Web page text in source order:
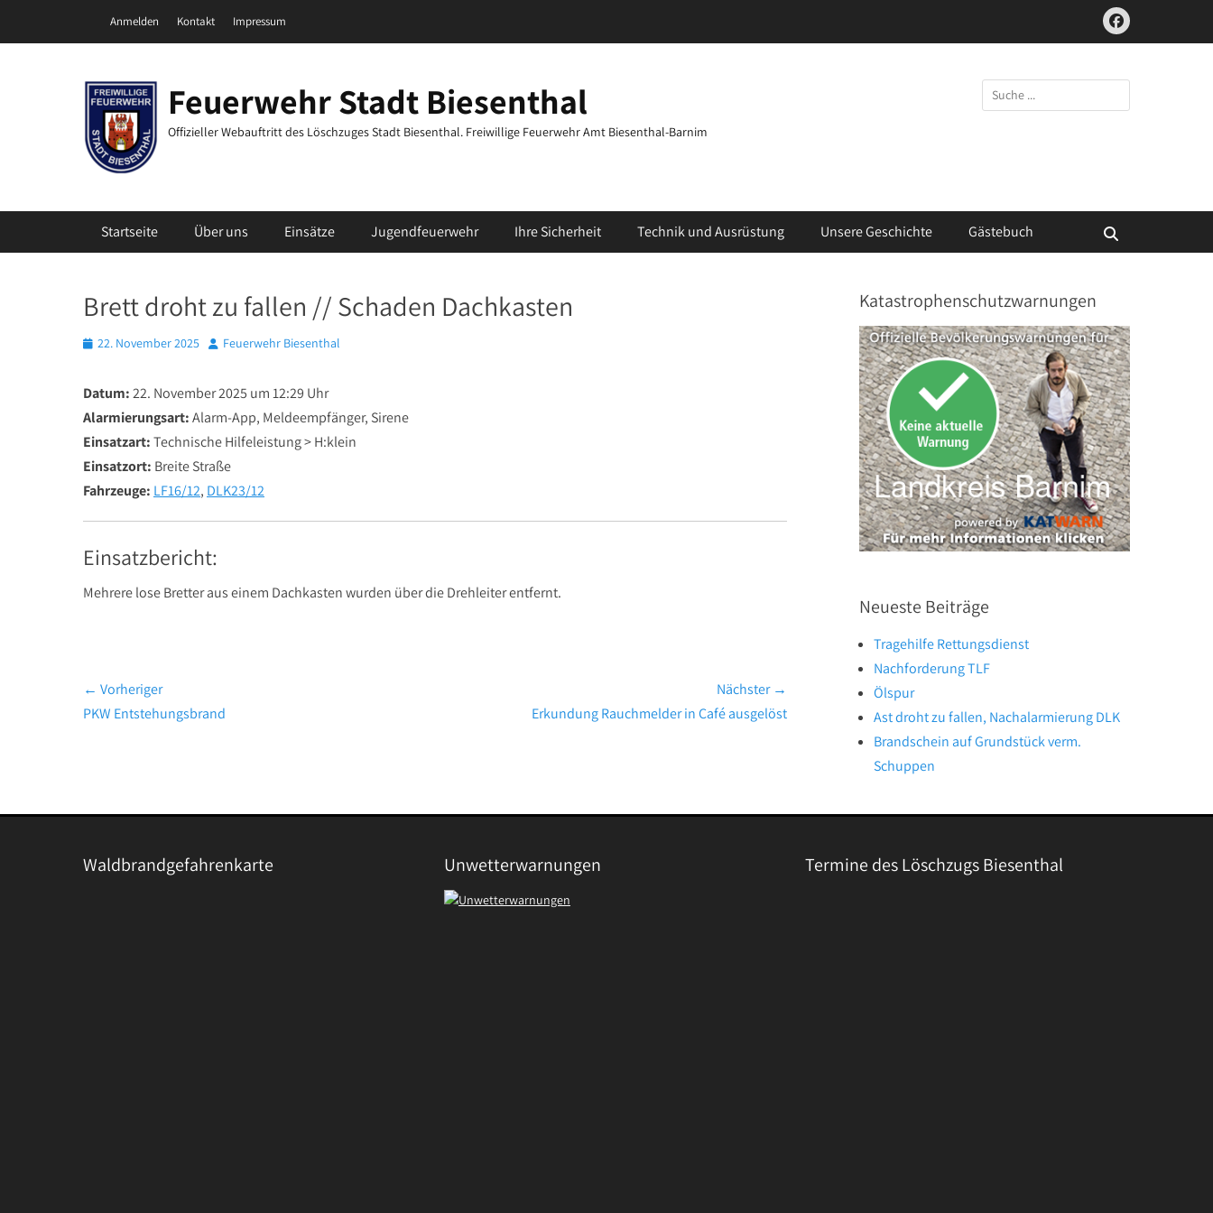
Header Top Menu
Anmelden Kontakt Impressum Facebook
Feuerwehr Stadt Biesenthal
Offizieller Webauftritt des Löschzuges Stadt Biesenthal. Freiwillige Feuerwehr Amt Biesenthal-Barnim
Suchen
nach:
Primäres Menü
Startseite Über uns Einsätze Jugendfeuerwehr Ihre Sicherheit Technik und Ausrüstung Unsere Geschichte Gästebuch
Brett droht zu fallen // Schaden Dachkasten
Posted
22. November 2025 AutorFeuerwehr Biesenthal
Datum:22. November 2025 um 12:29 Uhr
Alarmierungsart:Alarm-App, Meldeempfänger, Sirene
Einsatzart:Technische Hilfeleistung > H:klein
Einsatzort: Breite Straße
Fahrzeuge: LF16/12, DLK23/12
Einsatzbericht:
Mehrere lose Bretter aus einem Dachkasten wurden über die Drehleiter entfernt.
Beitragsnavigation
← Vorheriger
Vorheriger
PKW Entstehungsbrand
Nächster →
Erkundung Rauchmelder in Café ausgelöst
Katastrophenschutzwarnungen
Neueste Beiträge
Tragehilfe Rettungsdienst
Nachforderung TLF
Ölspur
Ast droht zu fallen, Nachalarmierung DLK
Brandschein auf Grundstück verm.
Schuppen
Waldbrandgefahrenkarte Unwetterwarnungen Termine des Löschzugs Biesenthal